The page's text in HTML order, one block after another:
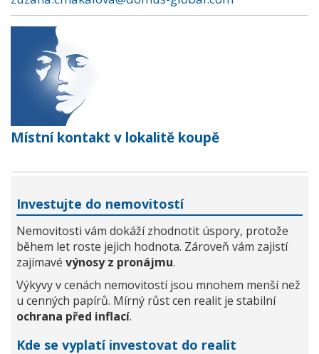
Místní kontakt v lokalitě koupě
Investujte do nemovitostí
Nemovitosti vám dokáží zhodnotit úspory, protože
během let roste jejich hodnota. Zároveň vám zajistí
zajímavé výnosy z pronájmu.
Výkyvy v cenách nemovitostí jsou mnohem menší než
u cenných papírů. Mírný růst cen realit je stabilní
ochrana před inflací.
Kde se vyplatí investovat do realit